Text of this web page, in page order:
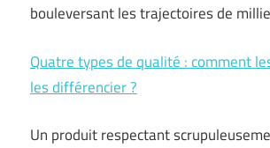
bouleversant les trajectoires de
Quatre types de qualité : comment
les différencier ?
Un produit respectant